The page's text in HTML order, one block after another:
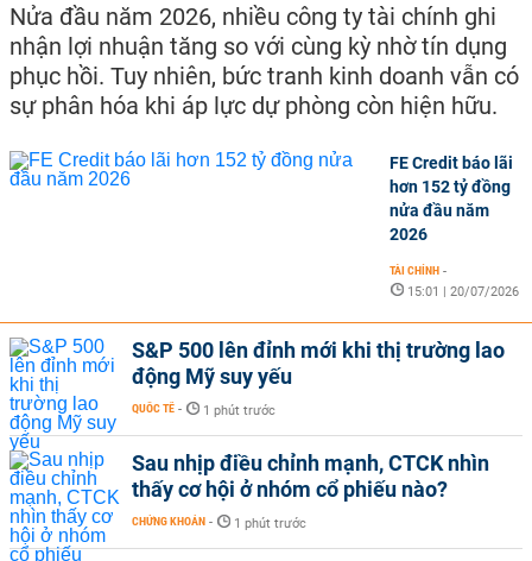
Nửa đầu năm 2026, nhiều công ty tài chính ghi
nhận lợi nhuận tăng so với cùng kỳ nhờ tín dụng
phục hồi. Tuy nhiên, bức tranh kinh doanh vẫn có
sự phân hóa khi áp lực dự phòng còn hiện hữu.
FE Credit báo lãi
hơn 152 tỷ đồng
nửa đầu năm
2026
TÀI CHÍNH -
15:01 | 20/07/2026
S&P 500 lên đỉnh mới khi thị trường lao
động Mỹ suy yếu
QUỐC TẾ - 1 phút trước
Sau nhịp điều chỉnh mạnh, CTCK nhìn
thấy cơ hội ở nhóm cổ phiếu nào?
CHỨNG KHOÁN - 1 phút trước